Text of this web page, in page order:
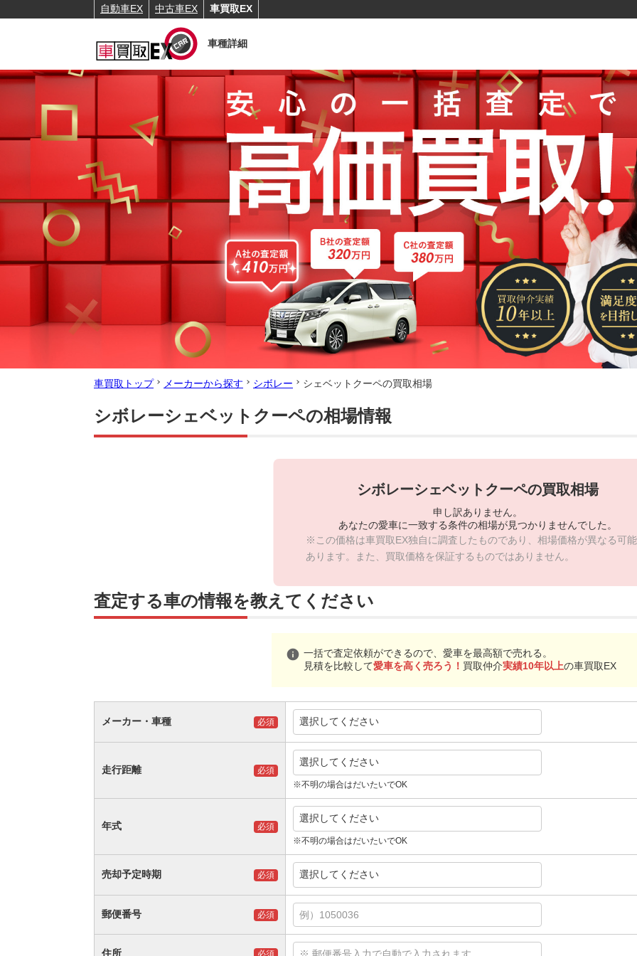
自動車EX 中古車EX 車買取EX
車種詳細
車買取トップ メーカーから探す シボレー シェベットクーペの買取相場
シボレーシェベットクーペの相場情報
シボレーシェベットクーペの買取相場
申し訳ありません。
あなたの愛車に一致する条件の相場が見つかりませんでした。
※この価格は車買取EX独自に調査したものであり、相場価格が異なる可
あります。また、買取価格を保証するものではありません。
査定する車の情報を教えてください
info 一括で査定依頼ができるので、愛車を最高額で売れる。
見積を比較して愛車を高く売ろう！ 買取仲介実績10年以上の車買取EX
メーカー・車種 必須 選択してください
走行距離 必須
選択してください
※不明の場合はだいたいでOK
年式 必須
選択してください
※不明の場合はだいたいでOK
売却予定時期 必須 選択してください
郵便番号 必須
住所 必須